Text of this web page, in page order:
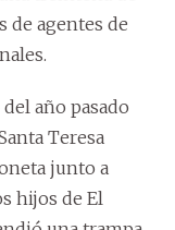
de agentes de
año pasado
Teresa
junto a
hijos de El